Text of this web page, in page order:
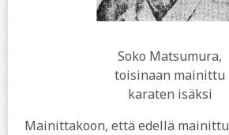
Soko Matsumura,
toisinaan mainittu
karaten isäksi
Mainittakoon, että edellä mainittu